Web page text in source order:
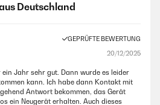
Deutschland
GEPRÜFTE BEWERTUNG
20/12/2025
Jahr sehr gut. Dann wurde es leider
kann. Ich habe dann Kontakt mit
Antwort bekommen, das Gerät
ein Neugerät erhalten. Auch dieses